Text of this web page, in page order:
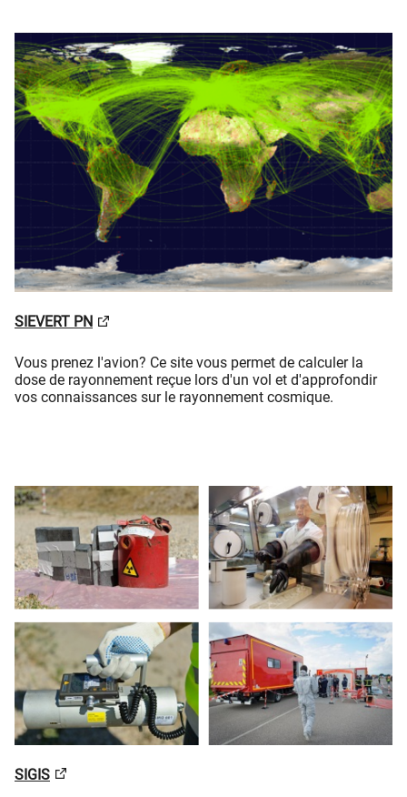
SIEVERT PN
Vous prenez l'avion? Ce site vous permet de calculer la
dose de rayonnement reçue lors d'un vol et d'approfondir
vos connaissances sur le rayonnement cosmique.
SIGIS